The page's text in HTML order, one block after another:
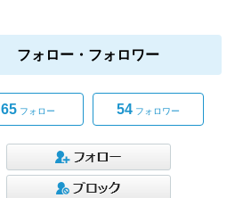
フォロー・フォロワー
65 フォロー 54 フォロワー